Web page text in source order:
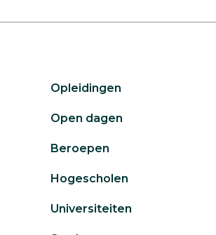
Opleidingen
Open dagen
Beroepen
Hogescholen
Universiteiten